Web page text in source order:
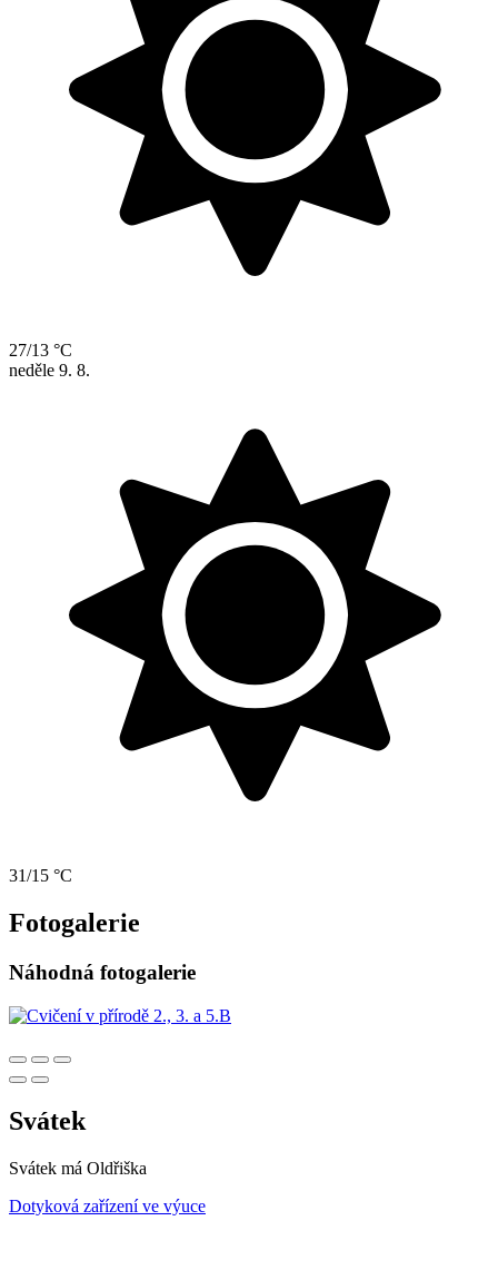
27/13 °C
neděle 9. 8.
31/15 °C
Fotogalerie
Náhodná fotogalerie
Svátek
Svátek má Oldřiška
Dotyková zařízení ve výuce